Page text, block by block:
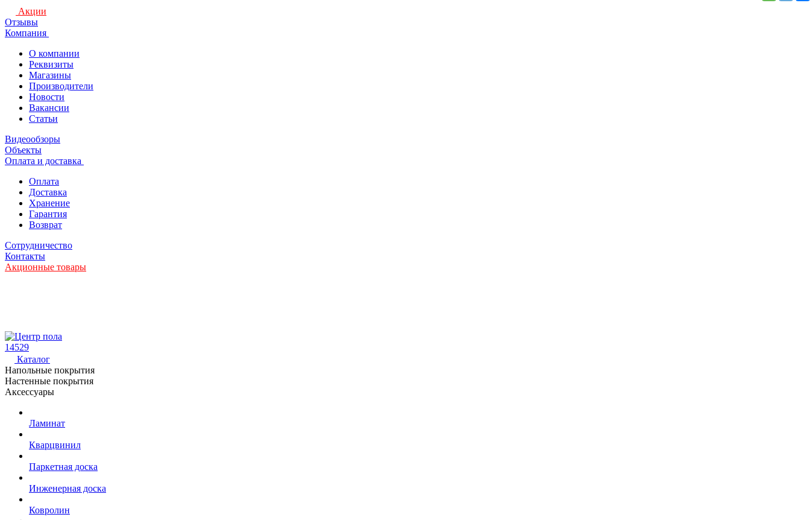
Акции
Отзывы
Компания
О компании
Реквизиты
Магазины
Производители
Новости
Вакансии
Статьи
Видеообзоры
Объекты
Оплата и доставка
Оплата
Доставка
Хранение
Гарантия
Возврат
Сотрудничество
Контакты
Акционные товары
14529
Каталог
Напольные покрытия
Настенные покрытия
Аксессуары
Ламинат
Кварцвинил
Паркетная доска
Инженерная доска
Ковролин